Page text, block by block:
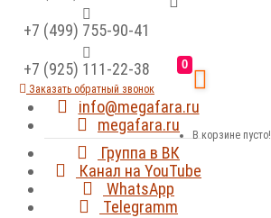
+7 (499) 755-90-41
+7 (925) 111-22-38
Заказать обратный звонок
info@megafara.ru
megafara.ru
Группа в ВК
Канал на YouTube
WhatsApp
Telegramm
0
В корзине пусто!